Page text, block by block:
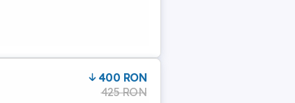
400 RON
425 RON